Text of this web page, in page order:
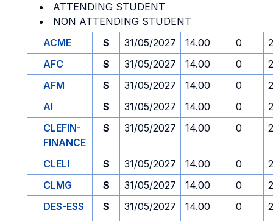
ATTENDING STUDENT
NON ATTENDING STUDENT
ACME
S 31/05/2027 14.00 0
AFC
S 31/05/2027 14.00 0
AFM
S 31/05/2027 14.00 0
AI
S 31/05/2027 14.00 0
CLEFIN-
FINANCE
S 31/05/2027 14.00 0
CLELI S 31/05/2027 14.00 0
CLMG
S 31/05/2027 14.00 0
DES-ESS
S 31/05/2027 14.00 0